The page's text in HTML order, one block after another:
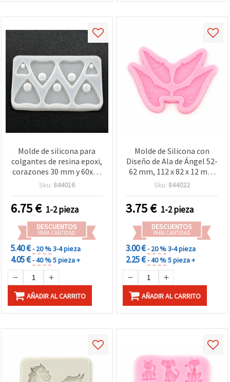
Molde de silicona para
colgantes de resina epoxi,
corazones 30 mm y 60x70
mm, 205x129x16 mm
Sku: 844016
6.75€ 1-2 pieza
DESCUENTOS
PARA CANTIDAD
5.40 €- 20 %3-4 pieza
4.05 €- 40 %5 pieza +
AÑADIR AL CARRITO
Molde de Silicona con
Diseño de Ala de Ángel 52-
62 mm, 112 x 82 x 12 mm
para Resina Epoxi y
Sku: 844022
3.75€ 1-2 pieza
DESCUENTOS
PARA CANTIDAD
3.00 €- 20 %3-4 pieza
2.25 €- 40 %5 pieza +
AÑADIR AL CARRITO